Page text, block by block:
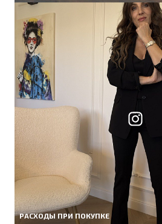
РАСХОДЫ ПРИ ПОКУПКЕ